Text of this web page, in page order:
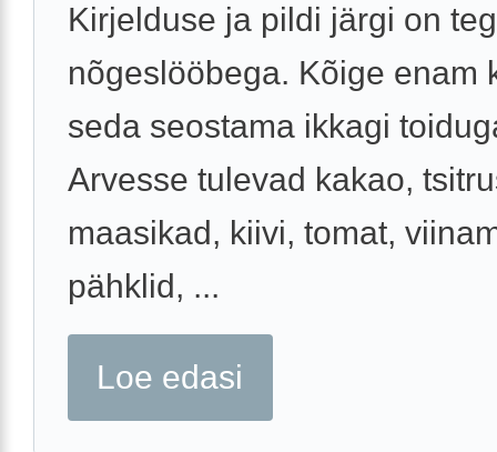
Kirjelduse ja pildi järgi on
nõgeslööbega. Kõige enam
seda seostama ikkagi
Arvesse tulevad kakao,
maasikad, kiivi, tomat,
pähklid, ...
Loe edasi